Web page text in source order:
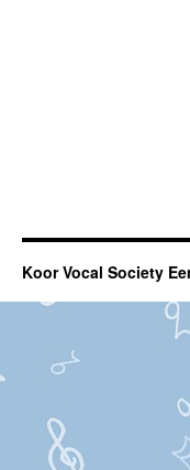
Koor Vocal Society